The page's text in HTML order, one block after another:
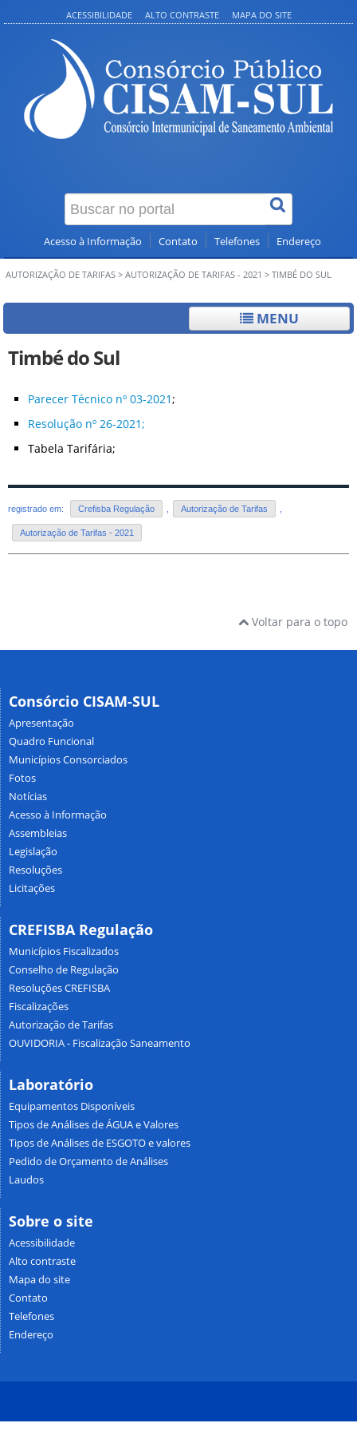
ACESSIBILIDADE ALTO CONTRASTE MAPA DO SITE
Acesso à Informação Contato Telefones Endereço
AUTORIZAÇÃO DE TARIFAS > AUTORIZAÇÃO DE TARIFAS - 2021 > TIMBÉ DO SUL
MENU
Timbé do Sul
Parecer Técnico nº 03-2021;
Resolução nº 26-2021;
Tabela Tarifária;
registrado em: Crefisba Regulação Autorização de Tarifas
Autorização de Tarifas - 2021
Voltar para o topo
Consórcio CISAM-SUL
Apresentação
Quadro Funcional
Municípios Consorciados
Fotos
Notícias
Acesso à Informação
Assembleias
Legislação
Resoluções
Licitações
CREFISBA Regulação
Municípios Fiscalizados
Conselho de Regulação
Resoluções CREFISBA
Fiscalizações
Autorização de Tarifas
OUVIDORIA - Fiscalização Saneamento
Laboratório
Equipamentos Disponíveis
Tipos de Análises de ÁGUA e Valores
Tipos de Análises de ESGOTO e valores
Pedido de Orçamento de Análises
Laudos
Sobre o site
Acessibilidade
Alto contraste
Mapa do site
Contato
Telefones
Endereço